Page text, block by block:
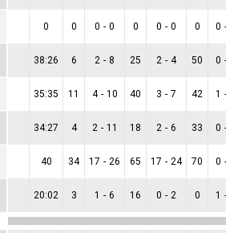
0 0 0 - 0 0 0 - 0 0 0 -
38:26 6 2 - 8 25 2 - 4 50 0 -
35:35 11 4 - 10 40 3 - 7 42 1 -
34:27 4 2 - 11 18 2 - 6 33 0 -
40 34 17 - 26 65 17 - 24 70 0 -
20:02 3 1 - 6 16 0 - 2 0 1 -